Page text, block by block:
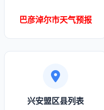
巴彦淖尔市天气预报
兴安盟区县列表